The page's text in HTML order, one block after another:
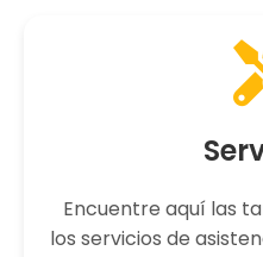
Encuentre aquí las
los servicios de